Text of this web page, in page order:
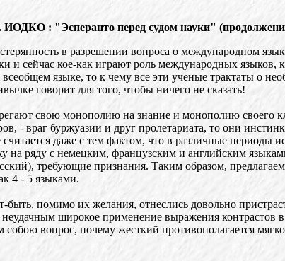
ИОДКО : "Эсперанто перед судом науки"
в разрешении вопроса о международном
сейчас кое-как играют роль международных языков,
языке, то к чему все эти ученые трактаты о
говорит для того, чтобы ничего не сказать!
свою монополию на знание и монополию своего
- враг буржуазии и друг пролетариата, то они
даже с тем фактом, что в различные
на ряду с немецким, французским и английским
требующие признания. Таким образом,
4 - 5 языками.
помимо их желания, отнеслись довольно
широкое применение выражения
вопрос, почему жесткий противополагается